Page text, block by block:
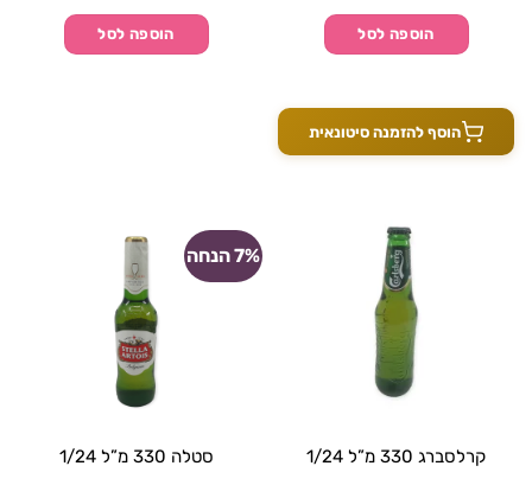
הוספה לסל
הוסף להזמנה סיטונאית
הוספה לסל
קרלסברג 330 מ”ל 1/24
7% הנחה
סטלה 330 מ”ל 1/24